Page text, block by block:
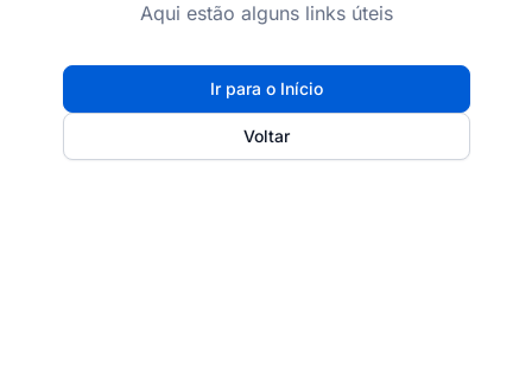
Aqui estão alguns links úteis
Ir para o Início
Voltar